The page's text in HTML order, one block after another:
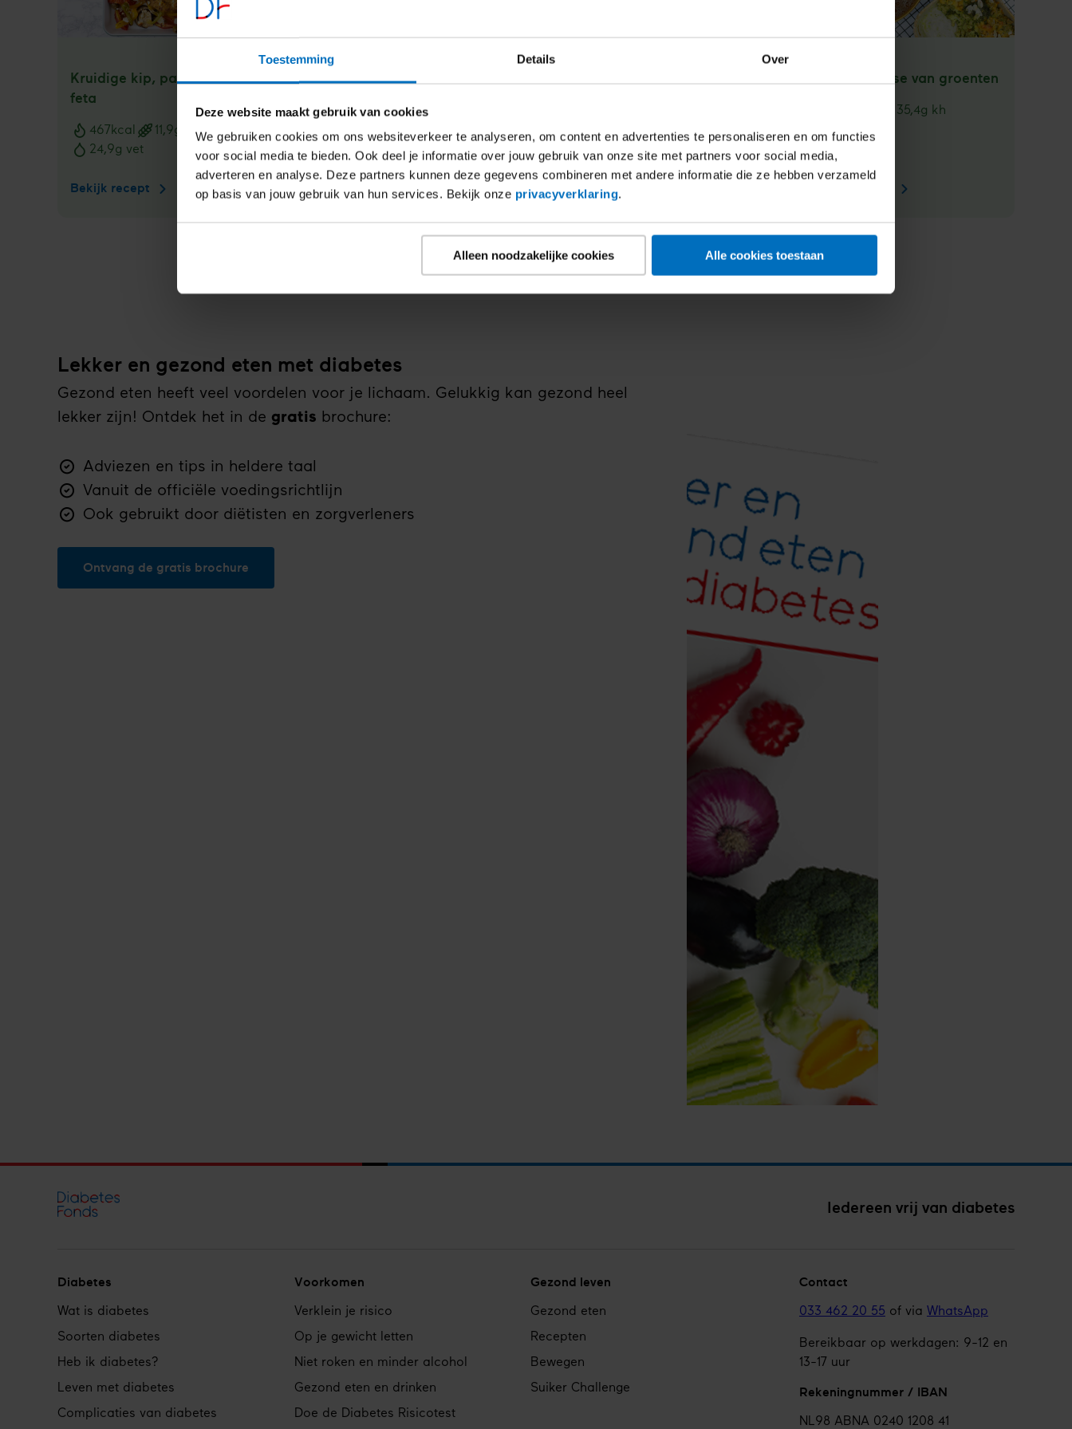
Toestemming Details Over
Deze website maakt gebruik van cookies
We gebruiken cookies om ons websiteverkeer te analyseren, om content en advertenties te personaliseren en om functies
voor social media te bieden. Ook deel je informatie over jouw gebruik van onze site met partners voor social media,
adverteren en analyse. Deze partners kunnen deze gegevens combineren met andere informatie die ze hebben verzameld
op basis van jouw gebruik van hun services. Bekijk onze privacyverklaring.
Alleen noodzakelijke cookies Alle cookies toestaan
Kruidige kip, paprika en
feta
Voedingswaarden
467kcal 11,9g kh
24,9g vet
Bekijk recept Kruidige
paprika
Groente­stoof met wortel en
Voedingswaarden
g kh
g vet
Bekijk recept
Groente­
met
3,6
Bekijk recept
schotel
Mac 'n cheese van groenten
35,4g kh
19,9
g vet
Mac
cheese
Meer ovenschotel recepten
Lekker en gezond eten met diabetes
Gezond eten heeft veel voordelen voor je lichaam. Gelukkig kan gezond heel
lekker zijn! Ontdek het in de gratis brochure:
Adviezen en tips in heldere taal
Vanuit de officiële voedingsrichtlijn
Ook gebruikt door diëtisten en zorgverleners
Ontvang de gratis brochure
de
Iedereen vrij van diabetes
Footer
navigation
Diabetes
Wat is diabetes
Soorten diabetes
Heb ik diabetes?
Leven met diabetes
Complicaties van diabetes
Voorkomen
Verklein je risico
Op je gewicht letten
Niet roken en minder alcohol
Gezond eten en drinken
Doe de Diabetes Risicotest
Gezond leven
Gezond eten
Recepten
Bewegen
Suiker Challenge
Contact
033 462 20 55 of via WhatsApp
Bereikbaar op werkdagen: 9-12 en
13-17 uur
Rekeningnummer / IBAN
NL98 ABNA 0240 1208 41